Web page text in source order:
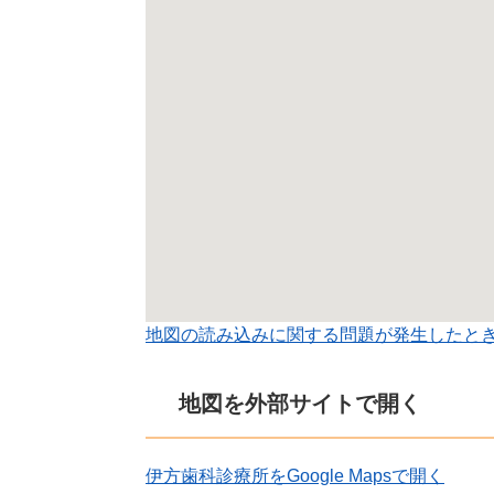
地図の読み込みに関する問題が発生したと
地図を外部サイトで開く
伊方歯科診療所をGoogle Mapsで開く